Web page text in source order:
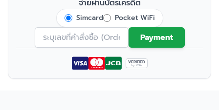
จ่ายผ่านบัตรเครดิต
Simcard Pocket WiFi
Payment
VERIFIED
by VISA